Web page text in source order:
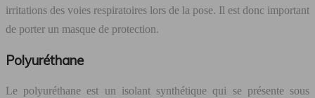
irritations des voies respiratoires lors de la pose. Il est donc important
de porter un masque de protection.
Polyuréthane
Le polyuréthane est un isolant synthétique qui se présente sous